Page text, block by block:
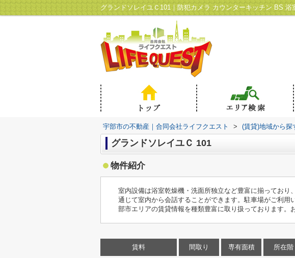
宇部市の不動産｜合同会社ライフクエスト > (賃貸)地域から探
グランドソレイユＣ 101
物件紹介
室内設備は浴室乾燥機・洗面所独立など豊富に揃ってお
通じて室内から会話することができます。駐車場がご利
部市エリアの賃貸情報を種類豊富に取り扱っております。
賃料 間取り 専有面積 所在階